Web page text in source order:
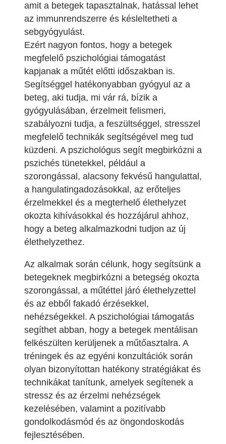
amit a betegek tapasztalnak, hatással lehet
az immunrendszerre és késleltetheti a
sebgyógyulást.
Ezért nagyon fontos, hogy a betegek
megfelelő pszichológiai támogatást
kapjanak a műtét előtti időszakban is.
Segítséggel hatékonyabban gyógyul az a
beteg, aki tudja, mi vár rá, bízik a
gyógyulásában, érzelmeit felismeri,
szabályozni tudja, a feszültséggel, stresszel
megfelelő technikák segítségével meg tud
küzdeni. A pszichológus segít megbirkózni a
pszichés tünetekkel, például a
szorongással, alacsony fekvésű hangulattal,
a hangulatingadozásokkal, az erőteljes
érzelmekkel és a megterhelő élethelyzet
okozta kihívásokkal és hozzájárul ahhoz,
hogy a beteg alkalmazkodni tudjon az új
élethelyzethez.
Az alkalmak során célunk, hogy segítsünk a
betegeknek megbirkózni a betegség okozta
szorongással, a műtéttel járó élethelyzettel
és az ebből fakadó érzésekkel,
nehézségekkel. A pszichológiai támogatás
segíthet abban, hogy a betegek mentálisan
felkészülten kerüljenek a műtőasztalra. A
tréningek és az egyéni konzultációk során
olyan bizonyítottan hatékony stratégiákat és
technikákat tanítunk, amelyek segítenek a
stressz és az érzelmi nehézségek
kezelésében, valamint a pozitívabb
gondolkodásmód és az öngondoskodás
fejlesztésében.